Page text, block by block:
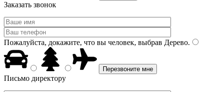
Заказать звонок
Пожалуйста, докажите, что вы человек, выбрав Дерево.
Письмо директору